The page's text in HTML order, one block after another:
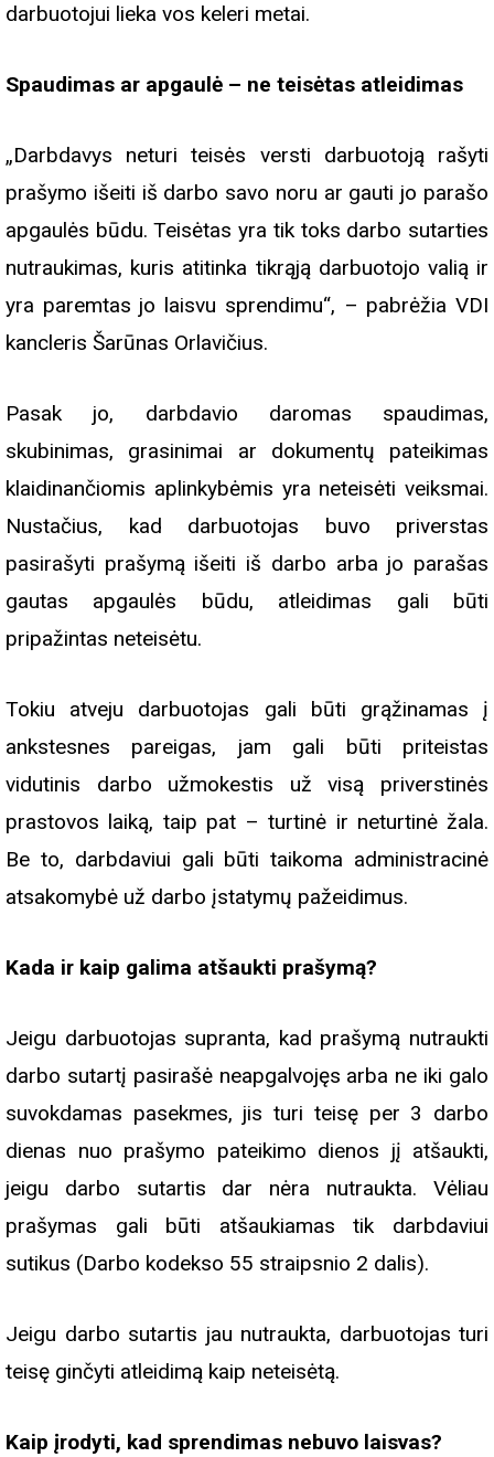
darbuotojui lieka vos keleri metai.
Spaudimas ar apgaulė – ne teisėtas atleidimas
„Darbdavys neturi teisės versti darbuotoją rašyti
prašymo išeiti iš darbo savo noru ar gauti jo parašo
apgaulės būdu. Teisėtas yra tik toks darbo sutarties
nutraukimas, kuris atitinka tikrąją darbuotojo valią ir
yra paremtas jo laisvu sprendimu“, – pabrėžia VDI
kancleris Šarūnas Orlavičius.
Pasak jo, darbdavio daromas spaudimas,
skubinimas, grasinimai ar dokumentų pateikimas
klaidinančiomis aplinkybėmis yra neteisėti veiksmai.
Nustačius, kad darbuotojas buvo priverstas
pasirašyti prašymą išeiti iš darbo arba jo parašas
gautas apgaulės būdu, atleidimas gali būti
pripažintas neteisėtu.
Tokiu atveju darbuotojas gali būti grąžinamas į
ankstesnes pareigas, jam gali būti priteistas
vidutinis darbo užmokestis už visą priverstinės
prastovos laiką, taip pat – turtinė ir neturtinė žala.
Be to, darbdaviui gali būti taikoma administracinė
atsakomybė už darbo įstatymų pažeidimus.
Kada ir kaip galima atšaukti prašymą?
Jeigu darbuotojas supranta, kad prašymą nutraukti
darbo sutartį pasirašė neapgalvojęs arba ne iki galo
suvokdamas pasekmes, jis turi teisę per 3 darbo
dienas nuo prašymo pateikimo dienos jį atšaukti,
jeigu darbo sutartis dar nėra nutraukta. Vėliau
prašymas gali būti atšaukiamas tik darbdaviui
sutikus (Darbo kodekso 55 straipsnio 2 dalis).
Jeigu darbo sutartis jau nutraukta, darbuotojas turi
teisę ginčyti atleidimą kaip neteisėtą.
Kaip įrodyti, kad sprendimas nebuvo laisvas?